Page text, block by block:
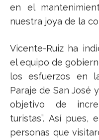
en el
nuestra joya de la
Vicente-Ruiz ha
el equipo de
los esfuerzos en
Paraje de San José
objetivo de
turistas”. Así pues,
personas que